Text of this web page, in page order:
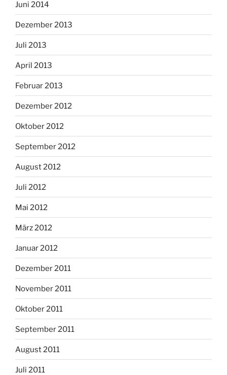
Juni 2014
Dezember 2013
Juli 2013
April 2013
Februar 2013
Dezember 2012
Oktober 2012
September 2012
August 2012
Juli 2012
Mai 2012
März 2012
Januar 2012
Dezember 2011
November 2011
Oktober 2011
September 2011
August 2011
Juli 2011